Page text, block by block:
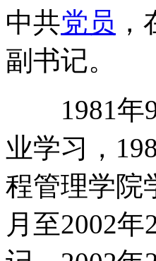
中共党员
副书记。
1981年9
业学习，
程管理学院
月至2002